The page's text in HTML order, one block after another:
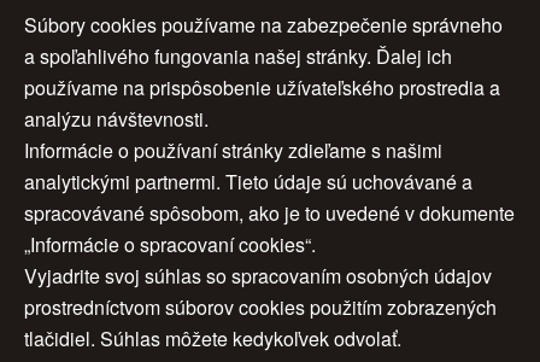
>>
Úvod | O nás | Obchodné podmienky |
Ochrana osobných údajov | Cookies
Súbory cookies používame na zabezpečenie správneho
a spoľahlivého fungovania našej stránky. Ďalej ich
používame na prispôsobenie užívateľského prostredia a
analýzu návštevnosti.
Informácie o používaní stránky zdieľame s našimi
analytickými partnermi. Tieto údaje sú uchovávané a
spracovávané spôsobom, ako je to uvedené v dokumente
„Informácie o spracovaní cookies“.
Vyjadrite svoj súhlas so spracovaním osobných údajov
prostredníctvom súborov cookies použitím zobrazených
tlačidiel. Súhlas môžete kedykoľvek odvolať.